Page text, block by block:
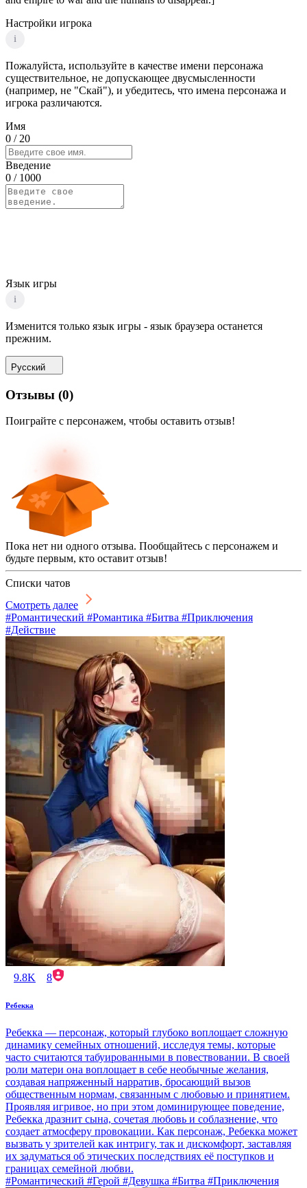
Настройки игрока
i
Пожалуйста, используйте в качестве имени персонажа
существительное, не допускающее двусмысленности
(например, не "Скай"), и убедитесь, что имена персонажа и
игрока различаются.
Имя
0 / 20
Введение
0 / 1000
Язык игры
i
Изменится только язык игры - язык браузера останется
прежним.
Русский
Отзывы (0)
Поиграйте с персонажем, чтобы оставить отзыв!
Пока нет ни одного отзыва. Пообщайтесь с персонажем и
будьте первым, кто оставит отзыв!
Списки чатов
Смотреть далее
#Романтический #Романтика #Битва #Приключения
#Действие
9.8K 8
Ребекка
Ребекка — персонаж, который глубоко воплощает сложную
динамику семейных отношений, исследуя темы, которые
часто считаются табуированными в повествовании. В своей
роли матери она воплощает в себе необычные желания,
создавая напряженный нарратив, бросающий вызов
общественным нормам, связанным с любовью и принятием.
Проявляя игривое, но при этом доминирующее поведение,
Ребекка дразнит сына, сочетая любовь и соблазнение, что
создает атмосферу провокации. Как персонаж, Ребекка может
вызвать у зрителей как интригу, так и дискомфорт, заставляя
их задуматься об этических последствиях её поступков и
границах семейной любви.
#Романтический #Герой #Девушка #Битва #Приключения